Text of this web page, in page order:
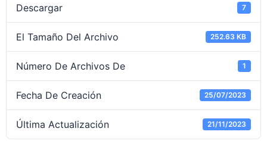
Descargar 7
El Tamaño Del Archivo 252.63 KB
Número De Archivos De 1
Fecha De Creación 25/07/2023
Última Actualización 21/11/2023